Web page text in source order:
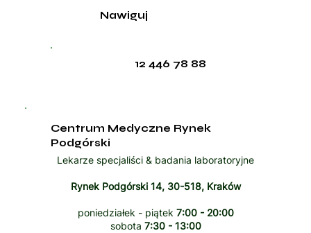
12 446 78 88
Nawiguj
Centrum Medyczne Rynek
Podgórski
Lekarze specjaliści & badania laboratoryjne
Rynek Podgórski 14, 30-518, Kraków
poniedziałek - piątek 7:00 - 20:00
sobota 7:30 - 13:00